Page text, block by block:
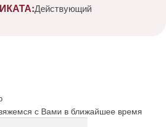
Действующий
с Вами в ближайшее время